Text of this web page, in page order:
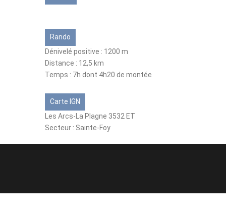
Rando
Dénivelé positive : 1200 m
Distance : 12,5 km
Temps : 7h dont 4h20 de montée
Carte IGN
Les Arcs-La Plagne 3532 ET
Secteur : Sainte-Foy